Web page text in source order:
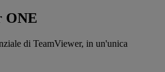
ONE
di TeamViewer, in un'unica